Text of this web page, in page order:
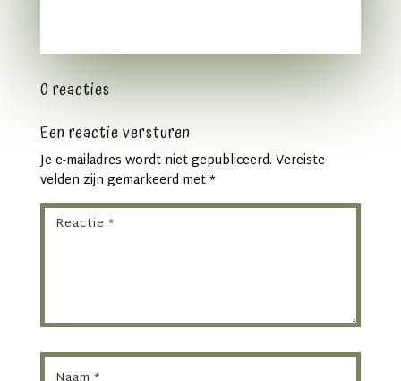
0 reacties
Een reactie versturen
Je e-mailadres wordt niet gepubliceerd. Vereiste
velden zijn gemarkeerd met*